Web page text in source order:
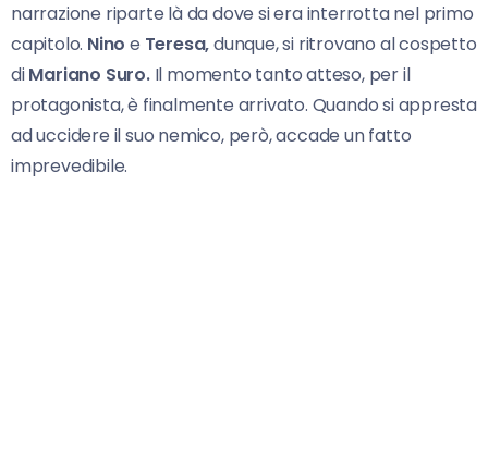
narrazione riparte là da dove si era interrotta nel primo
capitolo. Nino e Teresa,dunque, si ritrovano al cospetto
diMariano Suro.Il momento tanto atteso, per il
protagonista, è finalmente arrivato. Quando si appresta
ad uccidere il suo nemico, però, accade un fatto
imprevedibile.